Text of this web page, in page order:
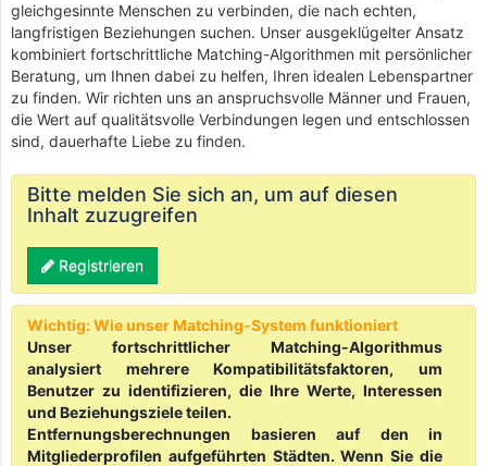
gleichgesinnte Menschen zu verbinden, die nach echten,
langfristigen Beziehungen suchen. Unser ausgeklügelter Ansatz
kombiniert fortschrittliche Matching-Algorithmen mit persönlicher
Beratung, um Ihnen dabei zu helfen, Ihren idealen Lebenspartner
zu finden. Wir richten uns an anspruchsvolle Männer und Frauen,
die Wert auf qualitätsvolle Verbindungen legen und entschlossen
sind, dauerhafte Liebe zu finden.
Bitte melden Sie sich an, um auf diesen
Inhalt zuzugreifen
Registrieren
Wichtig: Wie unser Matching-System funktioniert
Unser fortschrittlicher Matching-Algorithmus
analysiert mehrere Kompatibilitätsfaktoren, um
Benutzer zu identifizieren, die Ihre Werte, Interessen
und Beziehungsziele teilen.
Entfernungsberechnungen basieren auf den in
Mitgliederprofilen aufgeführten Städten. Wenn Sie die